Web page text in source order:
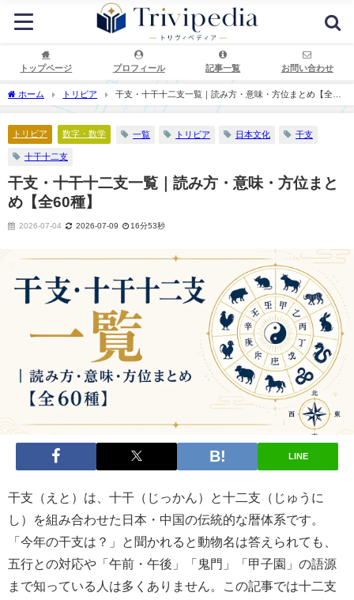
トップページ プロフィール 記事一覧 お問い合わせ
ホーム トリビア
干支・十干十二支一覧｜読み方・意味・方位まとめ【全60
トリビア 数字・数学 一覧 トリビア 日本文化 干支
十干十二支
干支・十干十二支一覧｜読み方・意味・方位まと
め【全60種】
2026-07-04 2026-07-09 16分53秒
LINE
干支（えと）は、十干（じっかん）と十二支（じゅうに
し）を組み合わせた日本・中国の伝統的な暦体系です。
「今年の干支は？」と聞かれると動物名は答えられても、
五行との対応や「午前・午後」「鬼門」「甲子園」の語源
まで知っている人は多くありません。この記事では十二支